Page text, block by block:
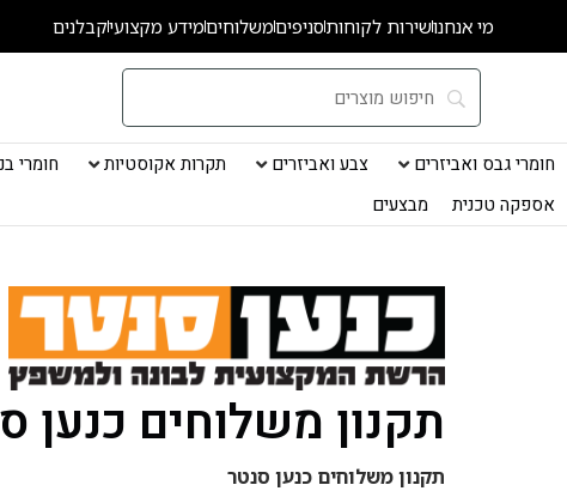
מי אנחנושירות לקוחותסניפיםמשלוחיםמידע מקצועיקבלנים
חומרי גבס ואביזרים צבע ואביזרים תקרות אקוסטיות חומרי
אספקה טכנית
מבצעים
תקנון משלוחים כנען
תקנון משלוחים כנען סנטר